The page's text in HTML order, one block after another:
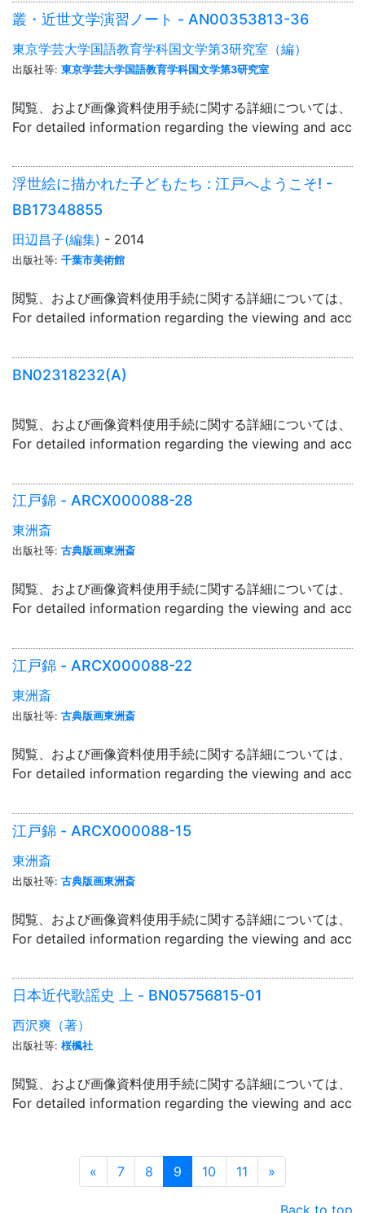
叢・近世文学演習ノート - AN00353813-36
東京学芸大学国語教育学科国文学第3研究室（編）
出版社等: 東京学芸大学国語教育学科国文学第3研究室
閲覧、および画像資料使用手続に関する詳細については、「
For detailed information regarding the viewing and
浮世絵に描かれた子どもたち : 江戸へようこそ! -
BB17348855
田辺昌子(編集) - 2014
出版社等: 千葉市美術館
閲覧、および画像資料使用手続に関する詳細については、「
For detailed information regarding the viewing and
BN02318232(A)
閲覧、および画像資料使用手続に関する詳細については、「
For detailed information regarding the viewing and
江戸錦 - ARCX000088-28
東洲斎
出版社等: 古典版画東洲斎
閲覧、および画像資料使用手続に関する詳細については、「
For detailed information regarding the viewing and
江戸錦 - ARCX000088-22
東洲斎
出版社等: 古典版画東洲斎
閲覧、および画像資料使用手続に関する詳細については、「
For detailed information regarding the viewing and
江戸錦 - ARCX000088-15
東洲斎
出版社等: 古典版画東洲斎
閲覧、および画像資料使用手続に関する詳細については、「
For detailed information regarding the viewing and
日本近代歌謡史 上 - BN05756815-01
西沢爽（著）
出版社等: 桜楓社
閲覧、および画像資料使用手続に関する詳細については、「
For detailed information regarding the viewing and
« Prev
7 8 9 10 11 Next
»
Back to top